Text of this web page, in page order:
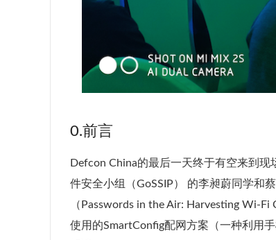
0.前言
Defcon China的最后一天终于有空来到
件安全小组（GoSSIP） 的李昶蔚同学和
（Passwords in the Air: Harvesting Wi-
使用的SmartConfig配网方案（一种利用